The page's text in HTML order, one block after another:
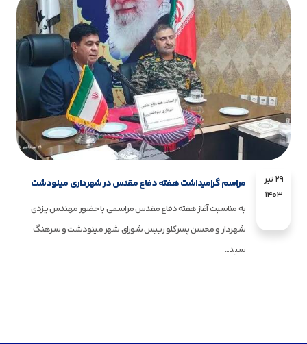
۲۹ تیر
۱۴۰۳
مراسم گرامیداشت هفته دفاع مقدس در شهرداری مینودشت
به مناسبت آغاز هفته دفاع مقدس مراسمی با حضور مهندس یزدی
شهردار و محسن پسرکلو رییس شورای شهر مینودشت و سرهنگ
سید...